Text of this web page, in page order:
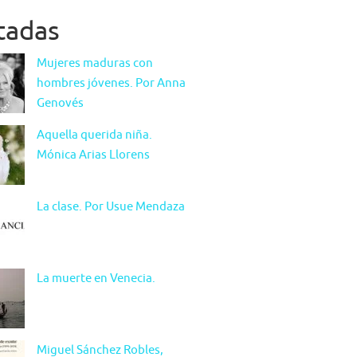
Mujeres maduras con
hombres jóvenes. Por Anna
Genovés
Aquella querida niña.
Mónica Arias Llorens
La clase. Por Usue Mendaza
La muerte en Venecia.
Miguel Sánchez Robles,